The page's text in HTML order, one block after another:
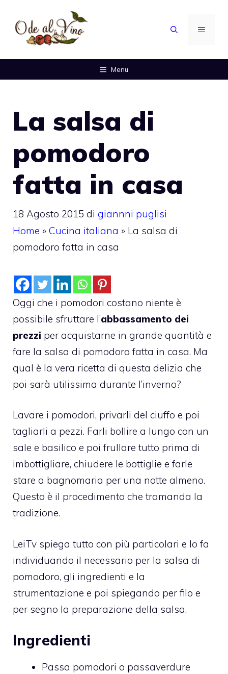
contenuto
MENU
Menu
La salsa di
pomodoro
fatta in casa
18 Agosto 2015 di giannni puglisi
Home » Cucina italiana » La salsa di
pomodoro fatta in casa
Oggi che i pomodori costano niente è
possibile sfruttare l’abbassamento dei
prezzi per acquistarne in grande quantità e
fare la salsa di pomodoro fatta in casa. Ma
qual è la vera ricetta di questa delizia che
poi sarà utilissima durante l’inverno?
Lavare i pomodori, privarli del ciuffo e poi
tagliarli a pezzi. Farli bollire a lungo con un
sale e basilico e poi frullare tutto prima di
imbottigliare, chiudere le bottiglie e farle
stare a bagnomaria per una notte almeno.
Questo è il procedimento che tramanda la
tradizione.
LeiTv spiega tutto con più particolari e lo fa
individuando il necessario per la salsa di
pomodoro, gli ingredienti e la
strumentazione e poi spiegando per filo e
per segno la preparazione della salsa.
Ingredienti
Passa pomodori o passaverdure